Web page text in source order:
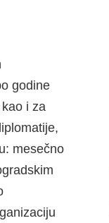
godine
i za
mesečno